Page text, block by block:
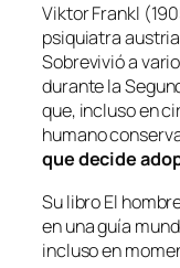
Viktor Frankl
psiquiatra
Sobrevivió a
durante la
que, incluso en
humano
que decide
Su libroEl
en una guía
incluso en